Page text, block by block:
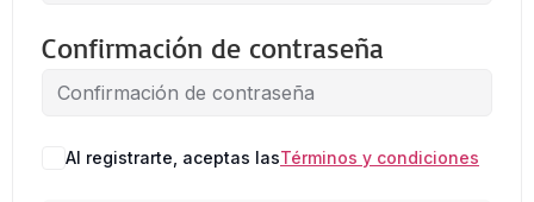
Confirmación de contraseña
Al registrarte, aceptas lasTérminos y condiciones